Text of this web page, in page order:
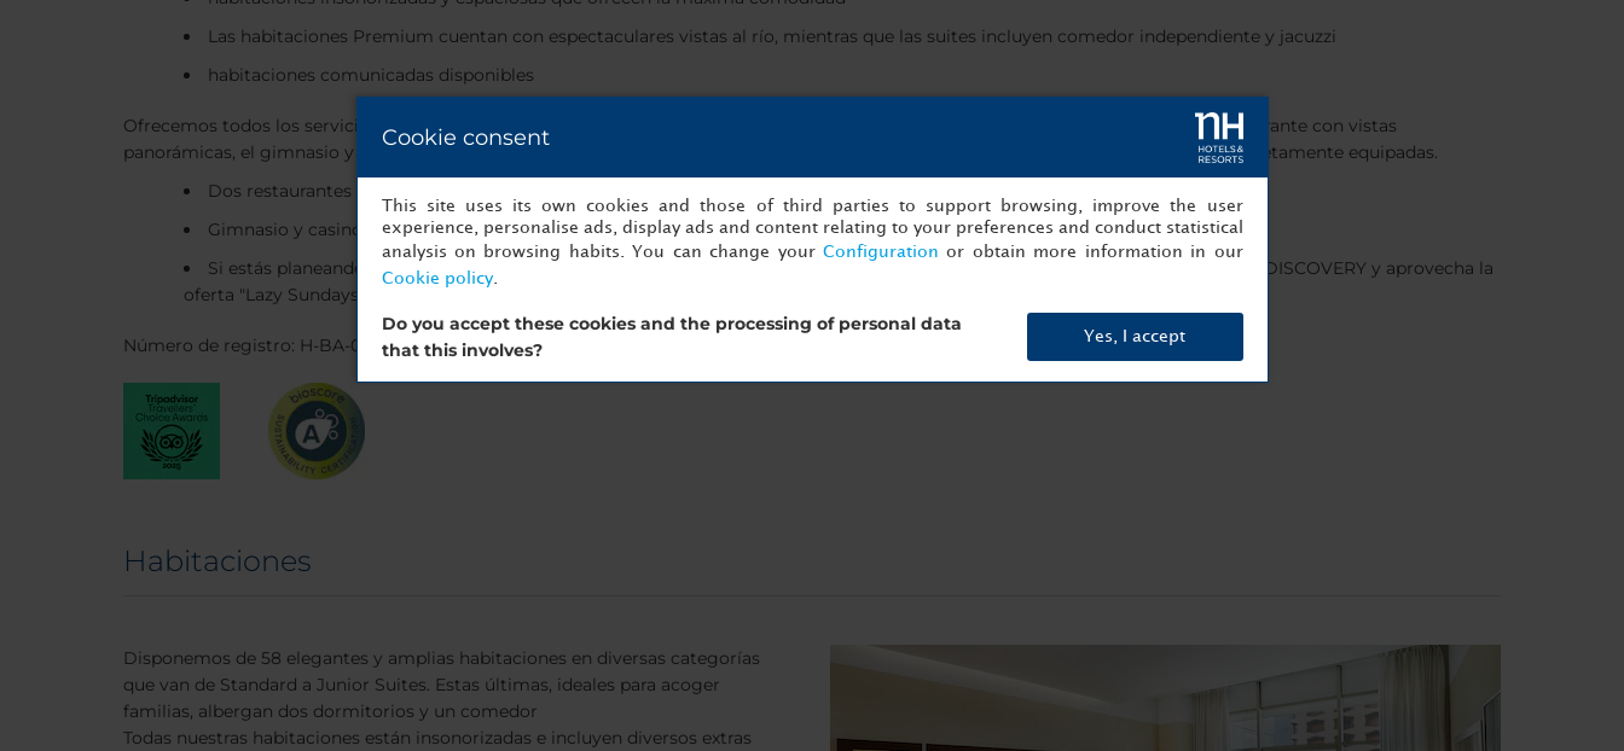
Las habitaciones Premium cuentan con espectaculares vistas al río, mientras que las suites incluyen comedor independiente y jacuzzi
habitaciones comunicadas disponibles
Ofrecemos todos los servicios que puedes esperar de un hotel de 5 estrellas. Una de nuestras señas de identidad es el sofisticado restaurante con vistas
panorámicas, el gimnasio y un casino que abre hasta tarde. Contamos con una selección de salas multifuncionales para eventos completamente equipadas.
Dos restaurantes que incluyen unas vistas al río magníficas
Gimnasio y casino donde se puede escoger entre diferentes mesas de juego
Si estás planeando alojarte con nosotros durante el fin de semana, reserva directamente en nh-hoteles.es,regístrate en Minor DISCOVERY y aprovecha la
oferta "Lazy Sundays", que incluye late check-out gratuito los domingos (hasta las 15:00).
Número de registro: H-BA-00586
Habitaciones
Disponemos de 58 elegantes y amplias habitaciones en diversas categorías
que van de Standard a Junior Suites. Estas últimas, ideales para acoger
familias, albergan dos dormitorios y un comedor
Todas nuestras habitaciones están insonorizadas e incluyen diversos extras
Cookie consent
This site uses its own cookies and those of third parties to support browsing, improve the user
experience, personalise ads, display ads and content relating to your preferences and conduct statistical
analysis on browsing habits. You can change your Configuration or obtain more information in our
Cookie policy.
Do you accept these cookies and the processing of personal data
that this involves?
Yes, I accept